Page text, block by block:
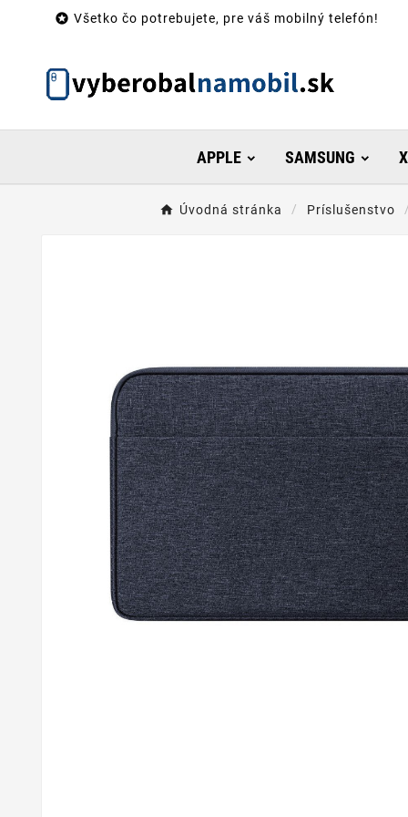
 Všetko čo potrebujete, pre váš mobilný telefón!
APPLE SAMSUNG
Úvodná stránka Príslušenstvo